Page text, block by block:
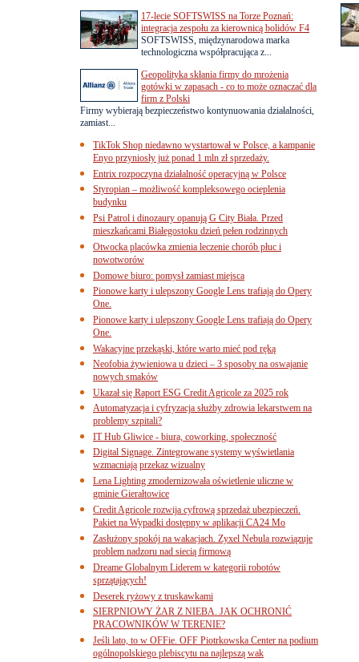
17-lecie SOFTSWISS na Torze Poznań:
integracja zespołu za kierownicą bolidów F4
SOFTSWISS, międzynarodowa marka
technologiczna współpracująca z...
Geopolityka skłania firmy do mrożenia
gotówki w zapasach - co to może oznaczać dla
firm z Polski
Firmy wybierają bezpieczeństwo kontynuowania działalności,
zamiast...
TikTok Shop niedawno wystartował w Polsce, a kampanie
Enyo przyniosły już ponad 1 mln zł sprzedaży.
Entrix rozpoczyna działalność operacyjną w Polsce
Styropian – możliwość kompleksowego ocieplenia
budynku
Psi Patrol i dinozaury opanują G City Biała. Przed
mieszkańcami Białegostoku dzień pełen rodzinnych
Otwocka placówka zmienia leczenie chorób płuc i
nowotworów
Domowe biuro: pomysł zamiast miejsca
Pionowe karty i ulepszony Google Lens trafiają do Opery
One.
Pionowe karty i ulepszony Google Lens trafiają do Opery
One.
Wakacyjne przekąski, które warto mieć pod ręką
Neofobia żywieniowa u dzieci – 3 sposoby na oswajanie
nowych smaków
Ukazał się Raport ESG Credit Agricole za 2025 rok
Automatyzacja i cyfryzacja służby zdrowia lekarstwem na
problemy szpitali?
IT Hub Gliwice - biura, coworking, społeczność
Digital Signage. Zintegrowane systemy wyświetlania
wzmacniają przekaz wizualny
Lena Lighting zmodernizowała oświetlenie uliczne w
gminie Gierałtowice
Credit Agricole rozwija cyfrową sprzedaż ubezpieczeń.
Pakiet na Wypadki dostępny w aplikacji CA24 Mo
Zasłużony spokój na wakacjach. Zyxel Nebula rozwiązuje
problem nadzoru nad siecią firmową
Dreame Globalnym Liderem w kategorii robotów
sprzątających!
Deserek ryżowy z truskawkami
SIERPNIOWY ŻAR Z NIEBA. JAK OCHRONIĆ
PRACOWNIKÓW W TERENIE?
Jeśli lato, to w OFFie. OFF Piotrkowska Center na podium
ogólnopolskiego plebiscytu na najlepszą wak